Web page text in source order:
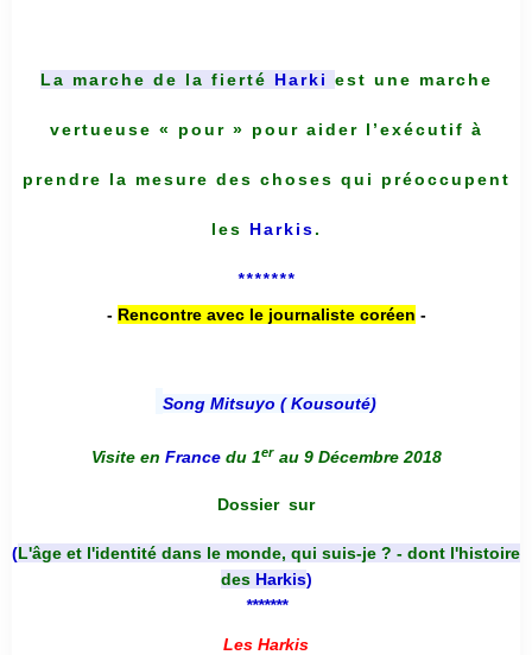
La marche de la fierté Harki est une marche
vertueuse « pour » pour aider l’exécutif à
prendre la mesure des choses qui préoccupent
les Harkis.
*******
- Rencontre avec le journaliste coréen -
Song Mitsuyo ( Kousouté)
Visite en France du 1er au 9 Décembre 2018
Dossier sur
(L'âge et l'identité dans le monde, qui suis-je ? - dont l'histoire
des Harkis)
*******
Les Harkis